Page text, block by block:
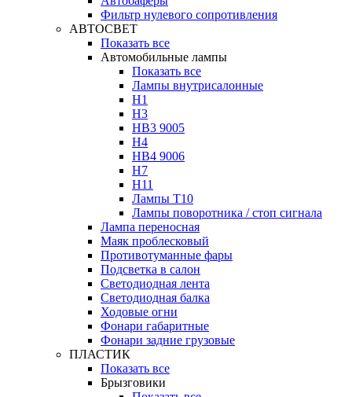
Фильтр нулевого сопротивления
АВТОСВЕТ
Показать все
Автомобильные лампы
Показать все
Лампы внутрисалонные
H1
H3
HB3 9005
H4
HB4 9006
H7
H11
Лампы Т10
Лампы поворотника / стоп сигнала
Лампа переносная
Маяк проблесковый
Противотуманные фары
Подсветка в салон
Светодиодная лента
Светодиодная балка
Ходовые огни
Фонари габаритные
Фонари задние грузовые
ПЛАСТИК
Показать все
Брызговики